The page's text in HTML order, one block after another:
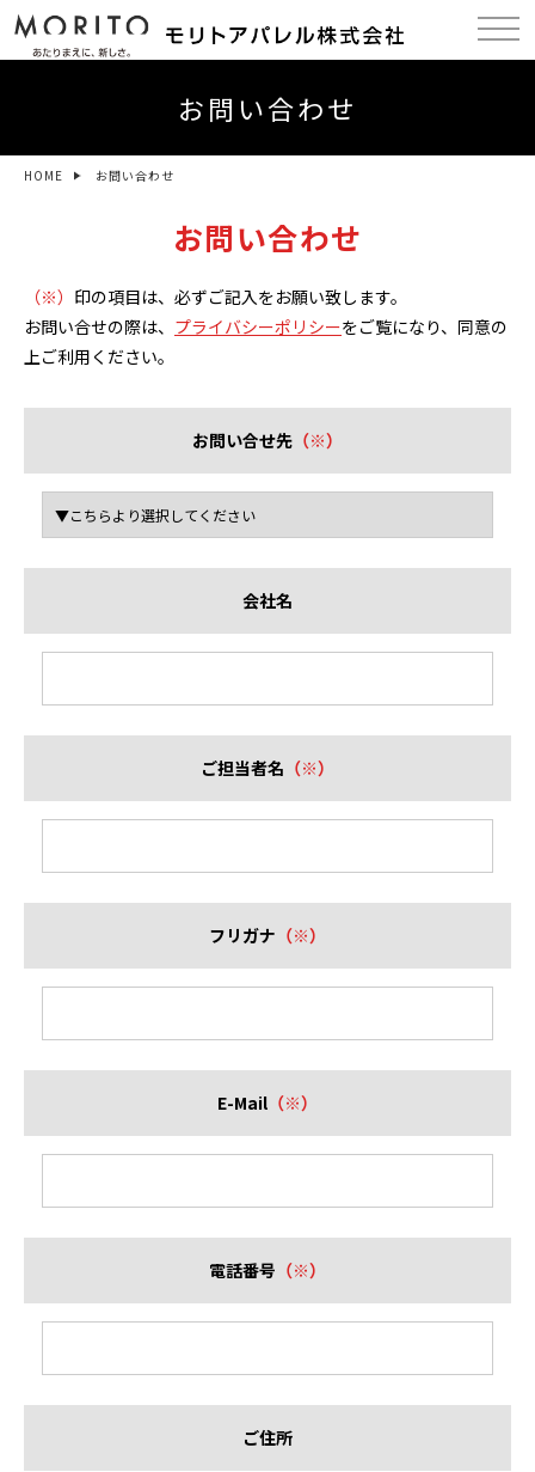
お問い合わせ
HOME お問い合わせ
お問い合わせ
（※） 印の項目は、必ずご記入をお願い致します。
お問い合せの際は、 プライバシーポリシーをご覧になり、同意の
上ご利用ください。
お問い合せ先 （※）
会社名
ご担当者名 （※）
フリガナ （※）
E-Mail （※）
電話番号 （※）
ご住所